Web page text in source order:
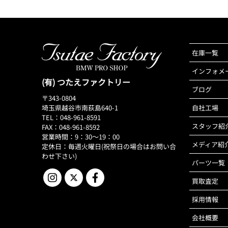
(有) つたえファクトリー
〒343-0804
埼玉県越谷市南荻島640-1
TEL：048-961-8591
FAX：048-961-8592
営業時間：9：30～19：00
定休日：毎週火曜日(祝祭日の場合はお問い合
わせ下さい)
在庫一覧
インフォメ
ブログ
自社工場
スタッフ紹
メディア紹
パーツ一覧
買取査定
採用情報
会社概要